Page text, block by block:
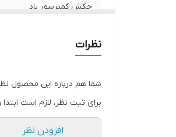
چکش کمپرسور باد
نظرات
شما هم درباره این محصول
برای ثبت نظر، لازم است
افزودن نظر